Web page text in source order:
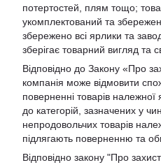
потертостей, плям тощо;
укомплектований та
збережено всі ярлики та
зберігає товарний вигляд та
Відповідно до Закону «Про
компанія може відмовити
поверненні товарів
до категорій, зазначених у
непродовольчих товарів
підлягають поверненню та
Відповідно закону "Про